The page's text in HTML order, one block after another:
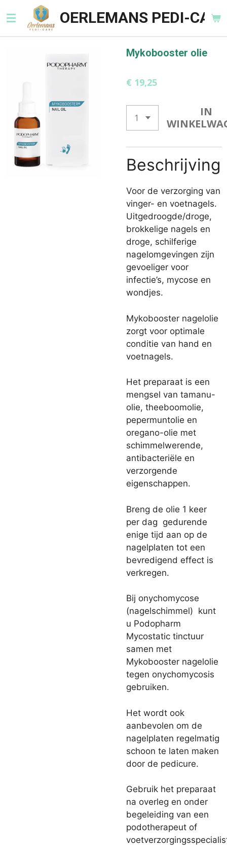
direct
OERLEMANS PEDI-
Mykobooster olie
€ 19,25
IN
Beschrijving
Voor de verzorging van
vinger- en voetnagels.
Uitgedroogde/droge,
brokkelige nagels en
droge, schilferige
nagelomgevingen zijn
gevoeliger voor
infectie’s, mycose en
wondjes.
Mykobooster nagelolie
zorgt voor optimale
conditie van hand en
voetnagels.
Het preparaat is een
mengsel van tamanu-
olie, theeboomolie,
pepermuntolie en
oregano-olie met
schimmelwerende,
antibacteriële en
verzorgende
eigenschappen.
Breng de olie 1 keer
per dag gedurende
enige tijd aan op de
nagelplaten tot een
bevredigend effect is
verkregen.
Bij onychomycose
(nagelschimmel) kunt
u Podopharm
Mycostatic tinctuur
samen met
Mykobooster nagelolie
tegen onychomycosis
gebruiken.
Het wordt ook
aanbevolen om de
nagelplaten regelmatig
schoon te laten maken
door de pedicure.
Gebruik het preparaat
na overleg en onder
begeleiding van een
podotherapeut of